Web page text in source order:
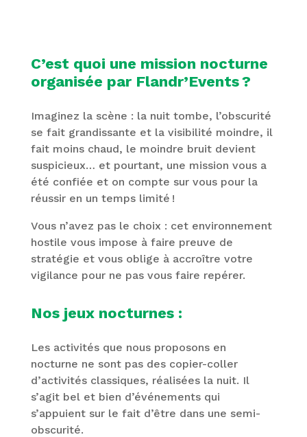
C’est quoi une mission nocturne
organisée par Flandr’Events ?
Imaginez la scène : la nuit tombe, l’obscurité
se fait grandissante et la visibilité moindre, il
fait moins chaud, le moindre bruit devient
suspicieux… et pourtant, une mission vous a
été confiée et on compte sur vous pour la
réussir en un temps limité !
Vous n’avez pas le choix : cet environnement
hostile vous impose à faire preuve de
stratégie et vous oblige à accroître votre
vigilance pour ne pas vous faire repérer.
Nos jeux nocturnes :
Les activités que nous proposons en
nocturne ne sont pas des copier-coller
d’activités classiques, réalisées la nuit. Il
s’agit bel et bien d’événements qui
s’appuient sur le fait d’être dans une semi-
obscurité.